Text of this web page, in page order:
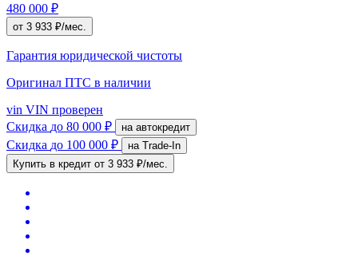
480 000 ₽
от 3 933 ₽/мес.
Гарантия юридической чистоты
Оригинал ПТС в наличии
vin VIN проверен
Скидка до 80 000 ₽ на автокредит
Скидка до 100 000 ₽
на Trade-In
Купить в кредит от 3 933 ₽/мес.